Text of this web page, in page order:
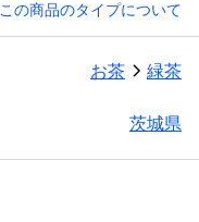
この商品のタイプについて
お茶 緑茶
茨城県